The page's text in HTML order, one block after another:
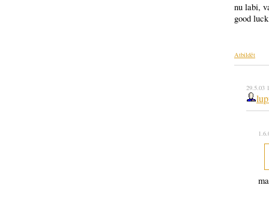
nu labi,
good
Atbildēt
29.5.03